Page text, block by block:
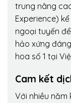
trung nâng
Experience)
ngoại tuyến
hảo xứng
hoa số 1 tại
Cam kết
Với nhiều năm